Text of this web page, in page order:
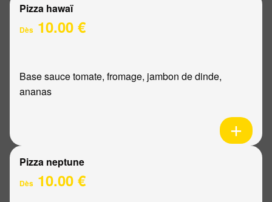
Pizza hawaï
Dès 10.00 €
Base sauce tomate, fromage, jambon de dinde,
ananas
Pizza neptune
Dès 10.00 €